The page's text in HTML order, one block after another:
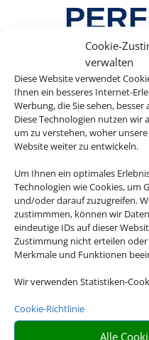
Cookie-
verwalten
Diese Website verwendet
Ihnen ein besseres Internet-
Werbung, die Sie sehen,
Diese Technologien nutzen wir
um zu verstehen, woher
Website weiter zu entwickeln.
Um Ihnen ein optimales
Technologien wie Cookies, um
und/oder darauf zuzugreifen.
zustimmmen, können wir
eindeutige IDs auf dieser
Zustimmung nicht erteilen
Merkmale und Funktionen
Wir verwenden Statistiken-
Cookie-Richtlinie
Alle
Bauen Sie sich Ihre
und profitieren
Flexibilität. Die
Ihren Urlaub